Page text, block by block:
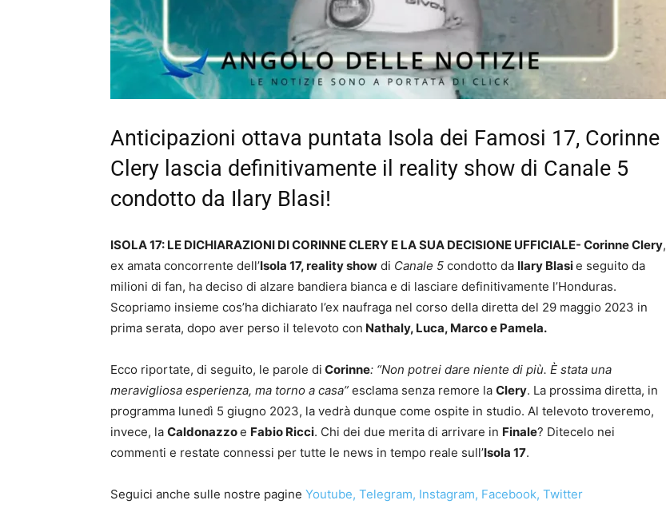
Anticipazioni ottava puntata Isola dei Famosi 17, Corinne
Clery lascia definitivamente il reality show di Canale 5
condotto da Ilary Blasi!
ISOLA 17: LE DICHIARAZIONI DI CORINNE CLERY E LA SUA DECISIONE UFFICIALE- Corinne Clery,
ex amata concorrente dell’Isola 17, reality show di Canale 5 condotto da Ilary Blasie seguito da
milioni di fan, ha deciso di alzare bandiera bianca e di lasciare definitivamente l’Honduras.
Scopriamo insieme cos’ha dichiarato l’ex naufraga nel corso della diretta del 29 maggio 2023 in
prima serata, dopo aver perso il televoto con Nathaly, Luca, Marco e Pamela.
Ecco riportate, di seguito, le parole di Corinne: “Non potrei dare niente di più. È stata una
meravigliosa esperienza, ma torno a casa” esclama senza remore la Clery. La prossima diretta, in
programma lunedì 5 giugno 2023, la vedrà dunque come ospite in studio. Al televoto troveremo,
invece, la Caldonazzoe Fabio Ricci. Chi dei due merita di arrivare in Finale? Ditecelo nei
commenti e restate connessi per tutte le news in tempo reale sull’Isola 17.
Seguici anche sulle nostre pagine Youtube, Telegram, Instagram, Facebook, Twitter